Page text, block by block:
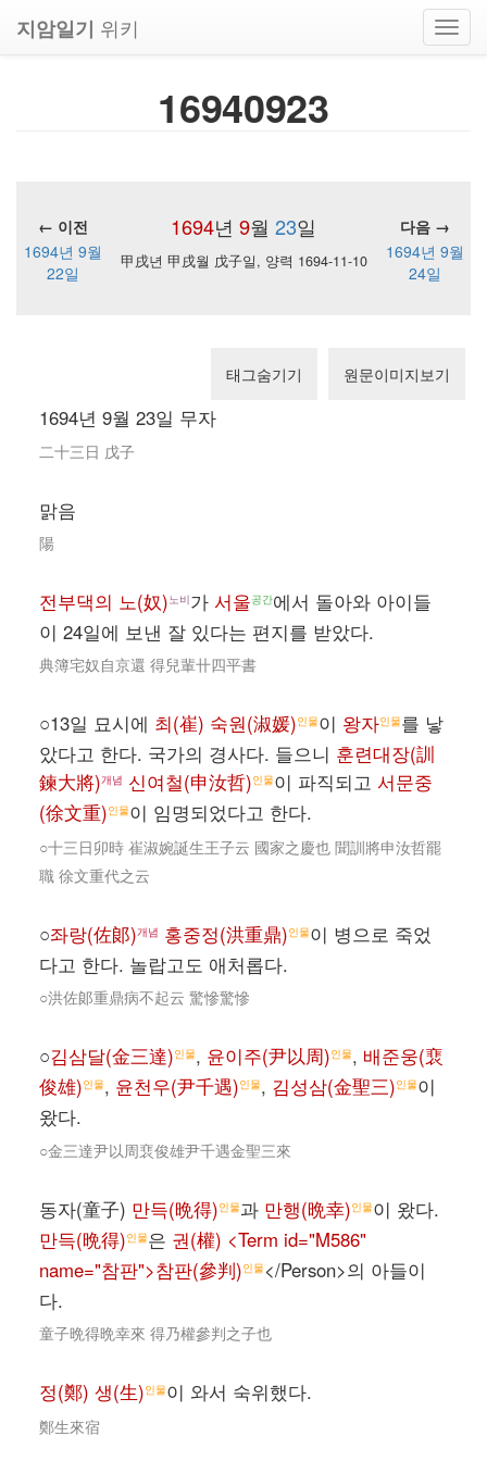
지암일기 위키
16940923
1694년 9월 23일
← 이전
다음 →
1694년 9월
22일
甲戌년 甲戌월 戊子일, 양력 1694-11-10
1694년 9월
24일
태그숨기기 원문이미지보기
1694년 9월 23일 무자
二十三日 戊子
맑음
陽
전부댁의 노(奴)노비가 서울공간에서 돌아와 아이들
이 24일에 보낸 잘 있다는 편지를 받았다.
典簿宅奴自京還 得兒輩卄四平書
○13일 묘시에 최(崔) 숙원(淑媛)인물이 왕자인물를 낳
았다고 한다. 국가의 경사다. 들으니 훈련대장(訓
鍊大將)개념 신여철(申汝哲)인물이 파직되고 서문중
(徐文重)인물이 임명되었다고 한다.
○十三日卯時 崔淑婉誕生王子云 國家之慶也 聞訓將申汝哲罷
職 徐文重代之云
○좌랑(佐郞)개념 홍중정(洪重鼎)인물이 병으로 죽었
다고 한다. 놀랍고도 애처롭다.
○洪佐郞重鼎病不起云 驚慘驚慘
○김삼달(金三達)인물, 윤이주(尹以周)인물, 배준웅(裵
俊雄)인물, 윤천우(尹千遇)인물, 김성삼(金聖三)인물이
왔다.
○金三達尹以周裵俊雄尹千遇金聖三來
동자(童子) 만득(晩得)인물과 만행(晩幸)인물이 왔다.
만득(晩得)인물은 권(權) <Term id="M586"
name="참판">참판(參判)인물</Person>의 아들이
다.
童子晩得晩幸來 得乃權參判之子也
정(鄭) 생(生)인물이 와서 숙위했다.
鄭生來宿